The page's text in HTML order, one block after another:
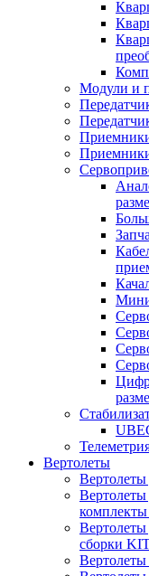
Модули и
Вертолеты
Вертолеты
сборки